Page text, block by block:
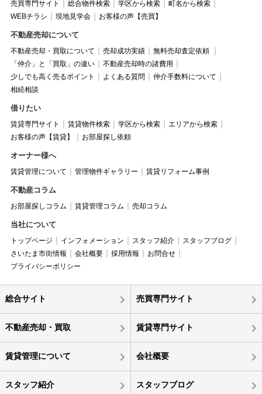
売買専門サイト 総合物件検索 学区から検索
町名から検索
WEBチラシ
現地見学会 お客様の声【売買】
不動産売却について
不動産売却・買取について 売却成功実績
無料売却査定依頼
「仲介」と「買取」の違い
不動産売却時の諸費用
少しでも高く売るポイント
よくある質問
仲介手数料について
相続相談
借りたい
賃貸専門サイト 賃貸物件検索 学区から検索
エリアから検索
お客様の声【賃貸】
お部屋探し依頼
オーナー様へ
賃貸管理について 管理物件ギャラリー 賃貸リフォーム事例
不動産コラム
お部屋探しコラム 賃貸管理コラム 売却コラム
当社について
トップページ インフォメーション スタッフ紹介
スタッフブログ
さいたま市街情報
会社概要 採用情報
お問合せ
プライバシーポリシー
総合サイト 売買専門サイト
不動産売却・買取 賃貸専門サイト
賃貸管理について 会社概要
スタッフ紹介 スタッフブログ